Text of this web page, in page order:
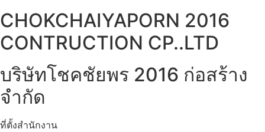
CHOKCHAIYAPORN 2016
CONTRUCTION CP..LTD
บริษัทโชคชัยพร 2016 ก่อสร้าง
จำกัด
ที่ตั้งสำนักงาน